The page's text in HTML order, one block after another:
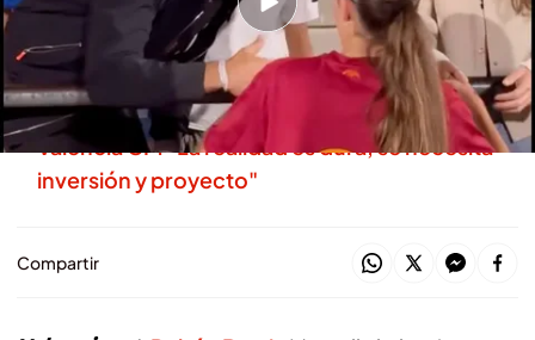
Adrian Baraja es una de las jugadoras que lidera
el Valencia CF Femenino C
Rubén Baraja habla al fin de su salida del
Valencia CF: "La realidad es dura, se necesita
inversión y proyecto"
Compartir